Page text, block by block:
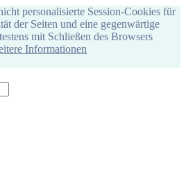
personalisierte Session-Cookies für
der Seiten und eine gegenwärtige
mit Schließen des Browsers
Informationen